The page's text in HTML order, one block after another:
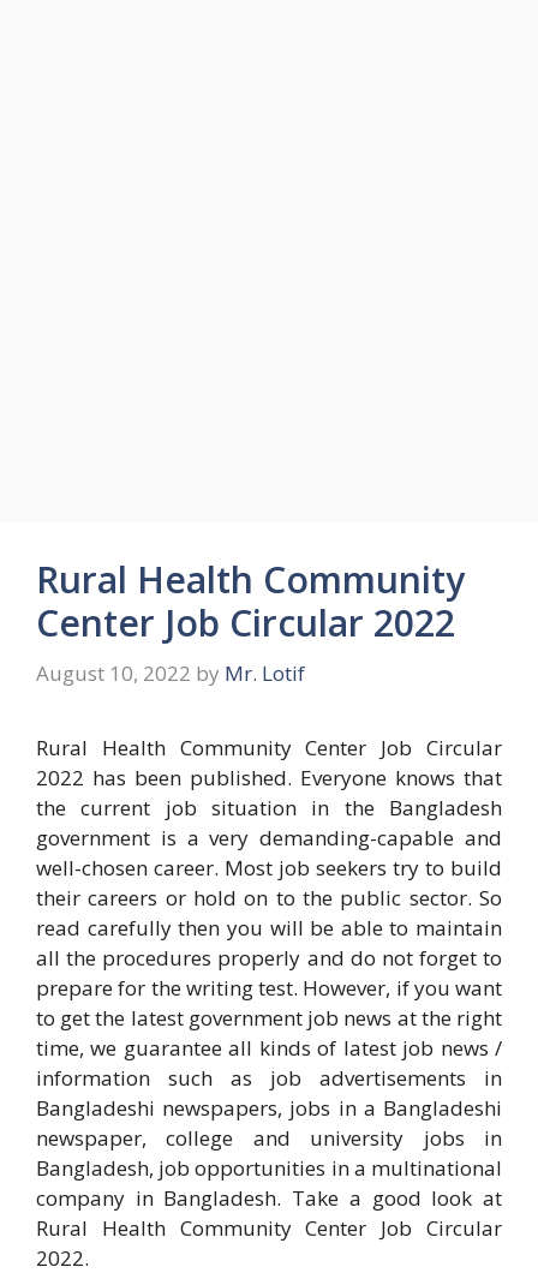
Rural Health Community
Center Job Circular 2022
August 10, 2022 by Mr. Lotif
Rural Health Community Center Job Circular
2022 has been published. Everyone knows that
the current job situation in the Bangladesh
government is a very demanding-capable and
well-chosen career. Most job seekers try to build
their careers or hold on to the public sector. So
read carefully then you will be able to maintain
all the procedures properly and do not forget to
prepare for the writing test. However, if you want
to get the latest government job news at the right
time, we guarantee all kinds of latest job news /
information such as job advertisements in
Bangladeshi newspapers, jobs in a Bangladeshi
newspaper, college and university jobs in
Bangladesh, job opportunities in a multinational
company in Bangladesh. Take a good look at
Rural Health Community Center Job Circular
2022.